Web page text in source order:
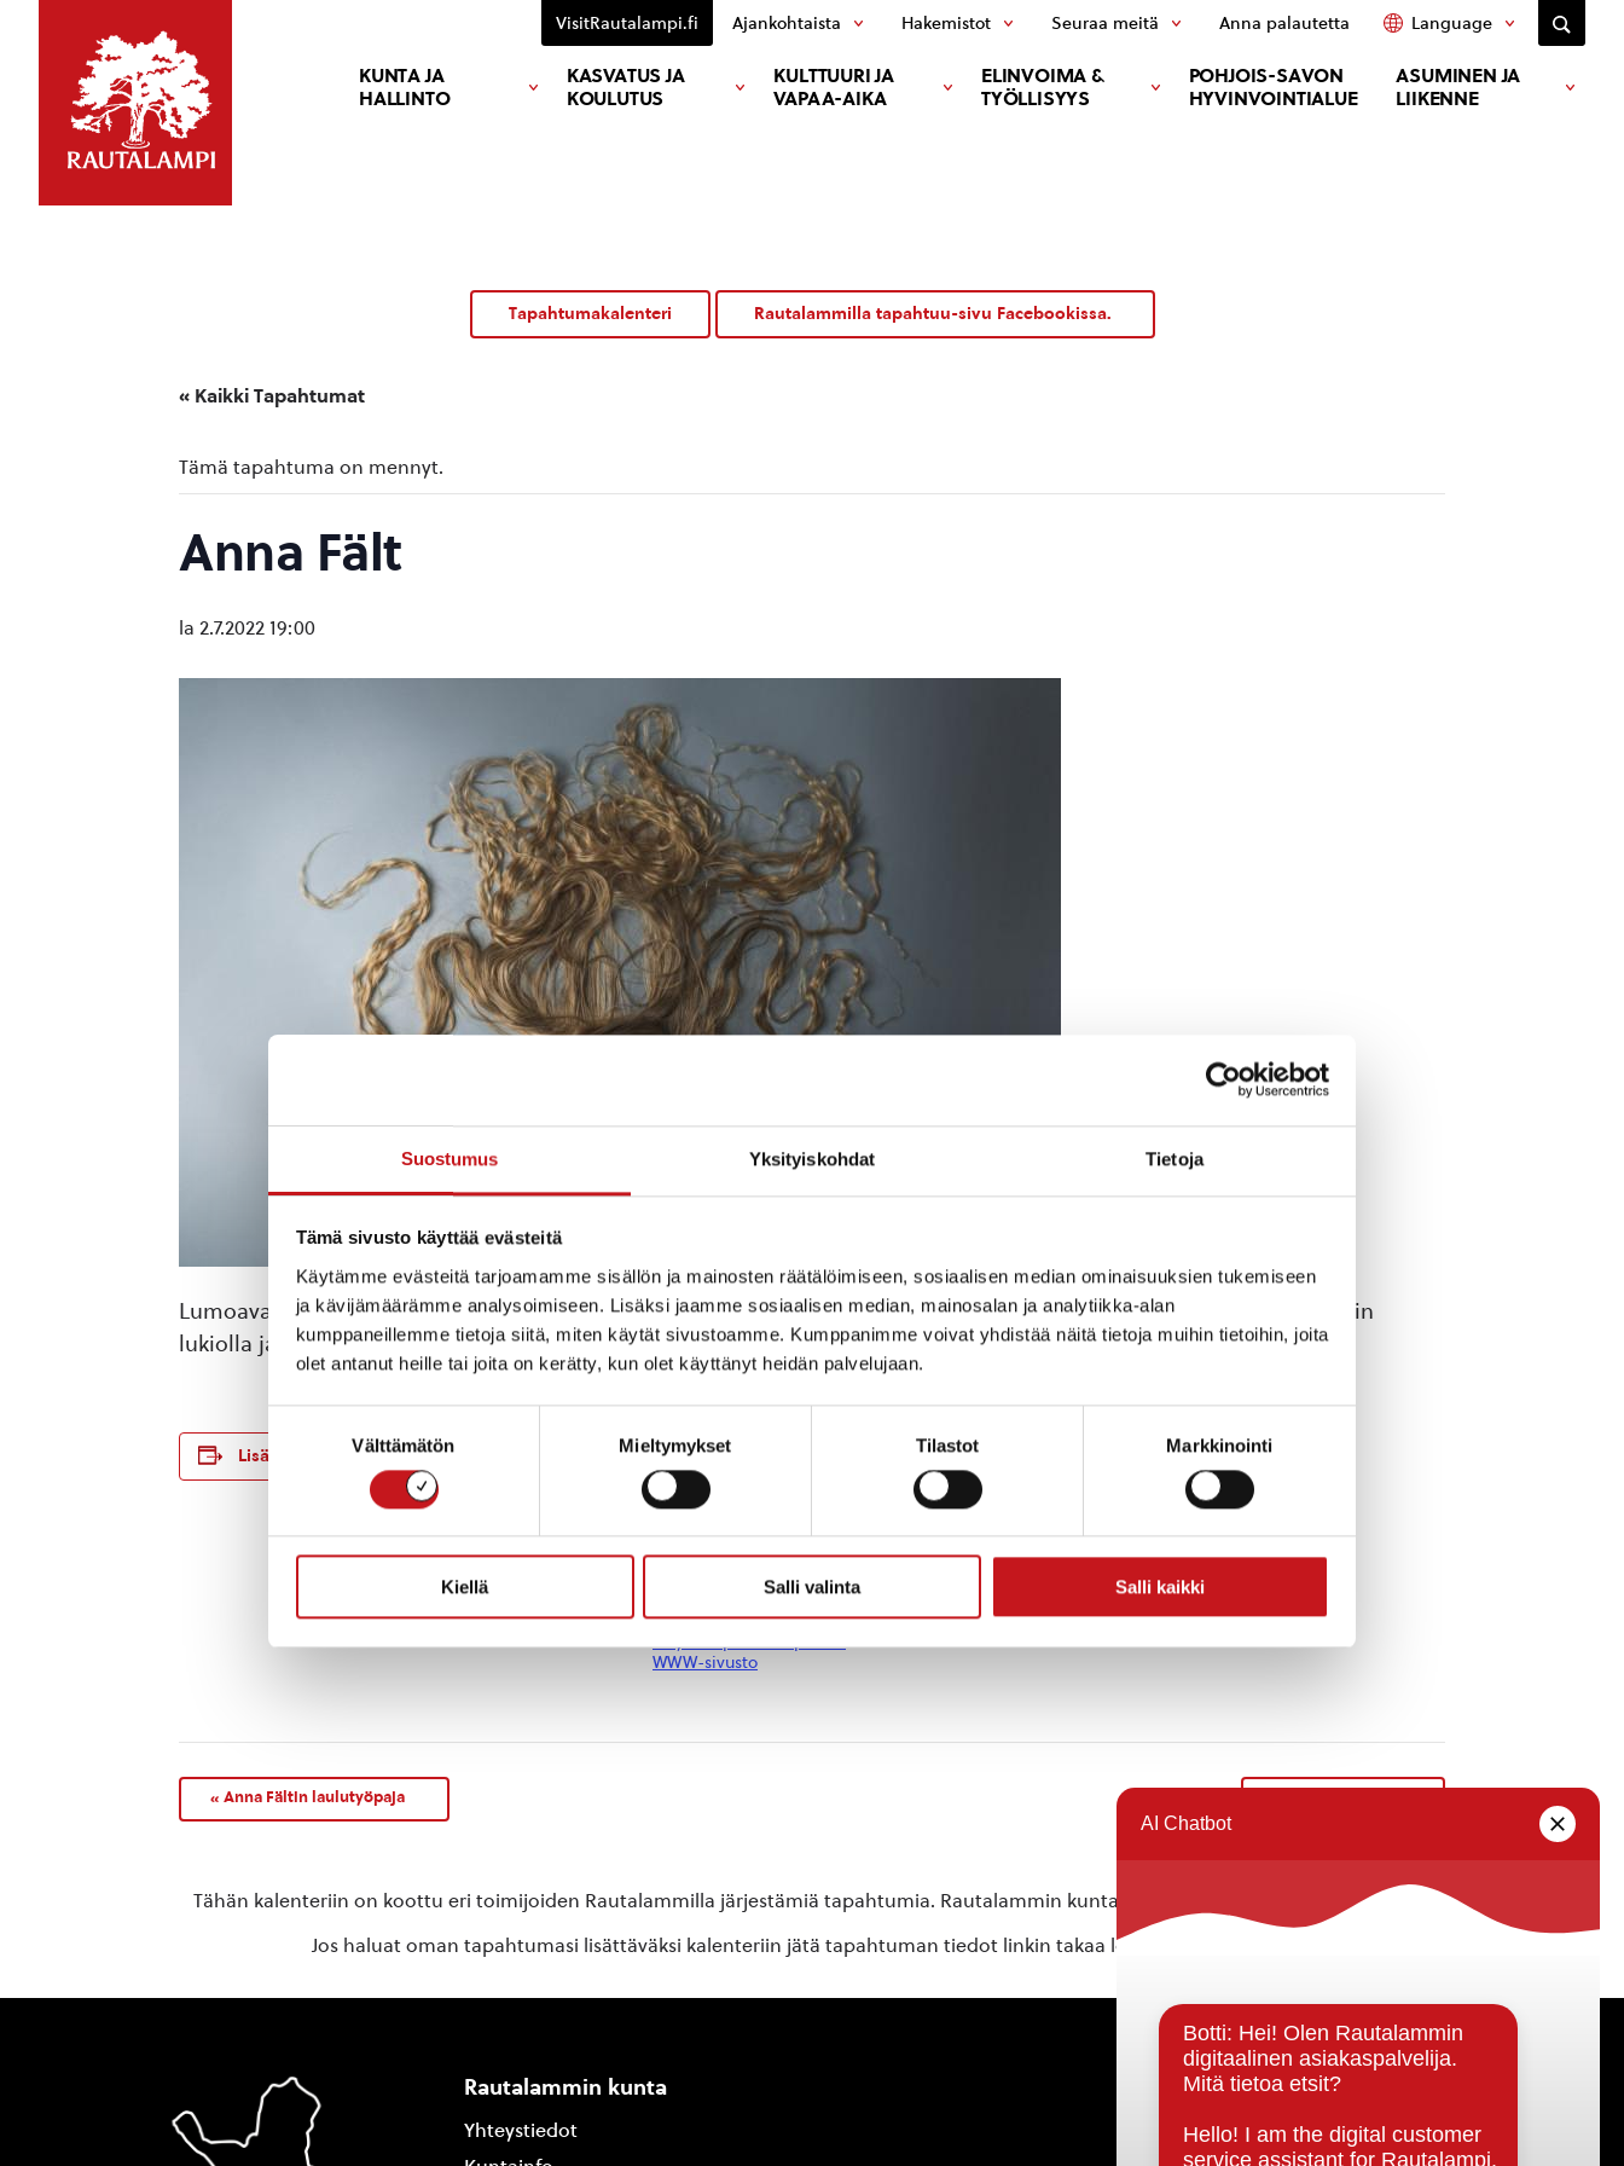
Suostumus Yksityiskohdat Tietoja
Tämä sivusto käyttää evästeitä
Käytämme evästeitä tarjoamamme sisällön ja mainosten räätälöimiseen, sosiaalisen median ominaisuuksien tukemiseen
ja kävijämäärämme analysoimiseen. Lisäksi jaamme sosiaalisen median, mainosalan ja analytiikka-alan
kumppaneillemme tietoja siitä, miten käytät sivustoamme. Kumppanimme voivat yhdistää näitä tietoja muihin tietoihin, joita
olet antanut heille tai joita on kerätty, kun olet käyttänyt heidän palvelujaan.
valinta
Välttämätön Mieltymykset Tilastot Markkinointi
Kiellä Salli valinta Salli kaikki
KUNTA JA
HALLINTO
KASVATUS JA
KOULUTUS
KULTTUURI JA
VAPAA-AIKA
ELINVOIMA &
TYÖLLISYYS
POHJOIS-SAVON
HYVINVOINTIALUE
ASUMINEN JA
LIIKENNE
VisitRautalampi.fi Ajankohtaista Hakemistot Seuraa meitä Anna palautetta Language
Tapahtumakalenteri Rautalammilla tapahtuu-sivu Facebookissa.
« Kaikki Tapahtumat
Tämä tapahtuma on mennyt.
Anna Fält
la 2.7.2022 19:00
Lumoava kansanmuusikko keskittyy vanhoihin laulutapoihin ja ihmisäänen varioimiseen. Tapahtuma on Rautalammin
lukiolla ja liput 20e
Lisää kalenteriin
TIEDOT
Päivämäärä:
la 2.7.2022
19:00
Tapahtumaluokat:
Musiikki,Runon ja laulun
TAPAHTUMAPAIKKA
Rautalammin lukio
Alavantie 1
+ Google Map
040 549 2860
Näytä Tapahtumapaikka
WWW-sivusto
« Anna Fältin laulutyöpaja
Tähän kalenteriin on koottu eri toimijoiden Rautalammilla järjestämiä tapahtumia. Rautalammin kunta ei vastaa tietojen oikeellisuudesta.
Jos haluat oman tapahtumasi lisättäväksi kalenteriin jätä tapahtuman tiedot linkin takaa löytyvällä
Rautalammin kunta
Yhteystiedot
Päätöksenteko ja lähidemokratia
Päätökset, esityslistat & pöytäkirjat